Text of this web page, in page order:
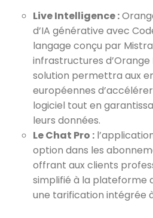
Live Intelligence :
d’IA générative avec
langage conçu par
infrastructures d’Orange
solution permettra aux
européennes
logiciel tout en
leurs données.
Le Chat Pro :
option dans les
offrant aux clients
simplifié à la plateforme
une tarification intégrée